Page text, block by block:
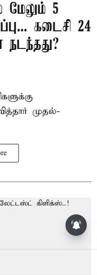
மேலும் 5
கடைசி 24
முதல்-